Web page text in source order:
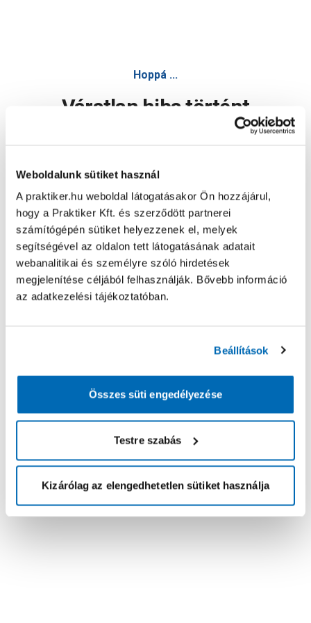
Weboldalunk sütiket használ
A praktiker.hu weboldal látogatásakor Ön hozzájárul,
hogy a Praktiker Kft. és szerződött partnerei
számítógépén sütiket helyezzenek el, melyek
segítségével az oldalon tett látogatásának adatait
webanalitikai és személyre szóló hirdetések
megjelenítése céljából felhasználják. Bővebb információ
az adatkezelési tájékoztatóban.
Beállítások
Összes süti engedélyezése
Testre szabás
Kizárólag az elengedhetetlen sütiket használja
Hoppá ...
Váratlan hiba történt
Oldal újratöltése